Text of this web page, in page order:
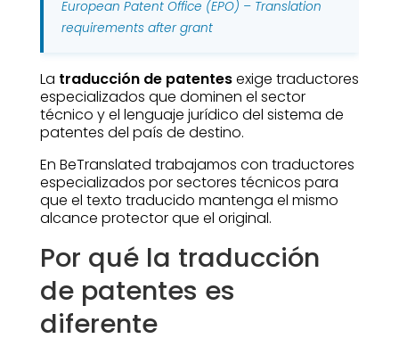
European Patent Office (EPO) – Translation
requirements after grant
La traducción de patentesexige traductores
especializados que dominen el sector
técnico y el lenguaje jurídico del sistema de
patentes del país de destino.
En BeTranslated trabajamos con traductores
especializados por sectores técnicos para
que el texto traducido mantenga el mismo
alcance protector que el original.
Por qué la traducción
de patentes es
diferente